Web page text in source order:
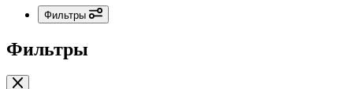
Фильтры
Фильтры